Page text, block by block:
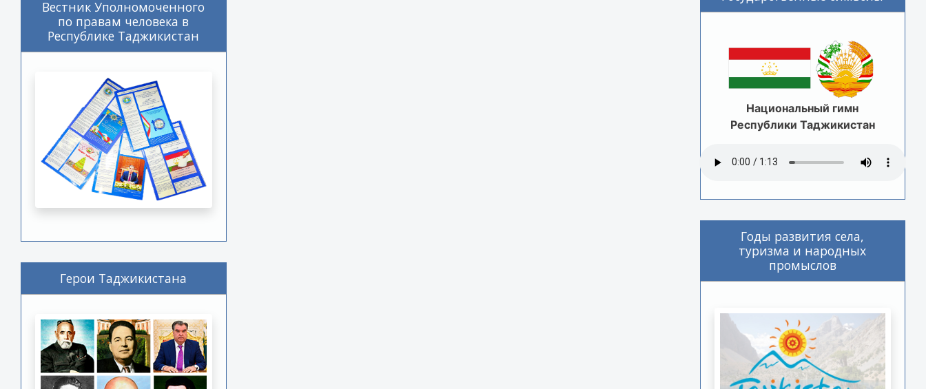
Вестник Уполномоченного
по правам человека в
Республике Таджикистан
Герои Таджикистана
Национальный гимн
Республики Таджикистан
Годы развития села,
туризма и народных
промыслов